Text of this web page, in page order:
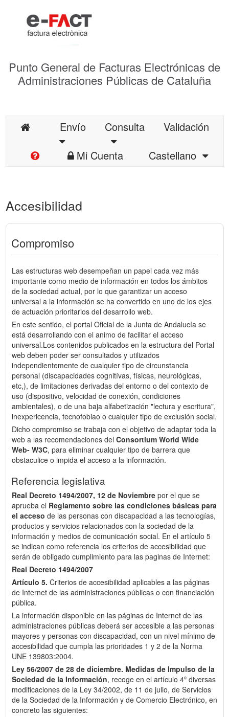
Punto General de Facturas Electrónicas de
Administraciones Públicas de Cataluña
Envío Consulta
Validación
Mi Cuenta
Castellano
Accesibilidad
Compromiso
Las estructuras web desempeñan un papel cada vez más
importante como medio de información en todos los ámbitos
de la sociedad actual, por lo que garantizar un acceso
universal a la información se ha convertido en uno de los ejes
de actuación prioritarios del desarrollo web.
En este sentido, el portal Oficial de la Junta de Andalucía se
está desarrollando con el animo de facilitar el acceso
universal.Los contenidos publicados en la estructura del Portal
web deben poder ser consultados y utilizados
independientemente de cualquier tipo de circunstancia
personal (discapacidades cognitívas, físicas, neurológicas,
etc,), de limitaciones derivadas del entorno o del contexto de
uso (dispositivo, velocidad de conexión, condiciones
ambientales), o de una baja alfabetización "lectura y escritura",
inexpericencia, tecnofobiao o cualquier tipo de exclusión social.
Dicho compromiso se trabaja con el objetivo de adaptar toda la
web a las recomendaciones del Consortium World Wide
Web- W3C, para eliminar cualquier tipo de barrera que
obstaculice o impida el acceso a la información.
Referencia legislativa
Real Decreto 1494/2007, 12 de Noviembre por el que se
aprueba el Reglamento sobre las condiciones básicas para
el acceso de las personas con discapacidad a las tecnologías,
productos y servicios relacionados con la sociedad de la
información y medios de comunicación social. En el artículo 5
se indican como referencia los criterios de accesibilidad que
serán de obligado cumplimiento para las paginas de Internet:
Real Decreto 1494/2007
Artículo 5. Criterios de accesibilidad aplicables a las páginas
de Internet de las administraciones públicas o con financiación
pública.
La información disponible en las páginas de Internet de las
administraciones públicas deberá ser accesible a las personas
mayores y personas con discapacidad, con un nivel mínimo de
accesibilidad que cumpla las prioridades 1 y 2 de la Norma
UNE 139803:2004.
Ley 56/2007 de 28 de diciembre. Medidas de Impulso de la
Sociedad de la Información, recoge en el artículo 4º diversas
modificaciones de la Ley 34/2002, de 11 de julio, de Servicios
de la Sociedad de la Información y de Comercio Electrónico, en
concreto las siguientes: